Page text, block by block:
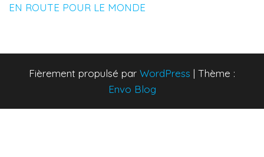
EN ROUTE POUR LE MONDE
Fièrement propulsé par WordPress | Thème :
Envo Blog